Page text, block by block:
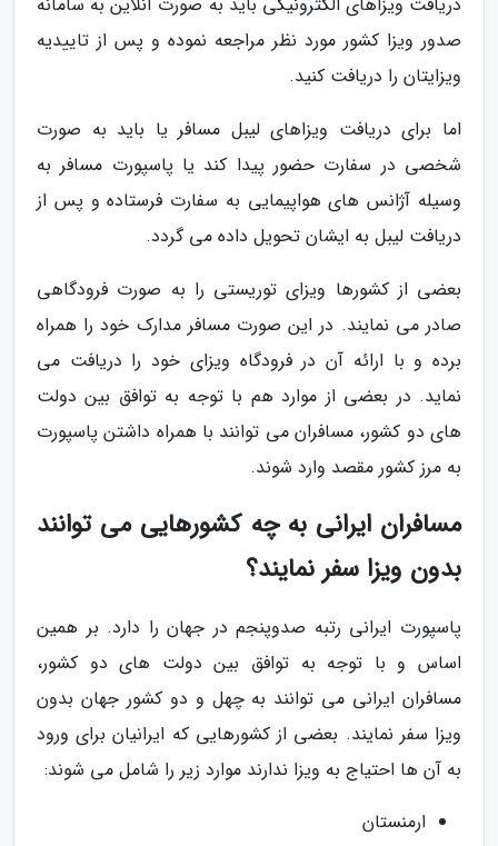
صدور ویزا کشور مورد نظر مراجعه نموده و پس از تاییدیه
ویزایتان را دریافت کنید.
اما برای دریافت ویزاهای لیبل مسافر یا باید به صورت
شخصی در سفارت حضور پیدا کند یا پاسپورت مسافر به
وسیله آژانس های هواپیمایی به سفارت فرستاده و پس از
دریافت لیبل به ایشان تحویل داده می گردد.
بعضی از کشورها ویزای توریستی را به صورت فرودگاهی
صادر می نمایند. در این صورت مسافر مدارک خود را همراه
برده و با ارائه آن در فرودگاه ویزای خود را دریافت می
نماید. در بعضی از موارد هم با توجه به توافق بین دولت
های دو کشور، مسافران می توانند با همراه داشتن پاسپورت
به مرز کشور مقصد وارد شوند.
مسافران ایرانی به چه کشورهایی می توانند
بدون ویزا سفر نمایند؟
پاسپورت ایرانی رتبه صدوپنجم در جهان را دارد. بر همین
اساس و با توجه به توافق بین دولت های دو کشور،
مسافران ایرانی می توانند به چهل و دو کشور جهان بدون
ویزا سفر نمایند. بعضی از کشورهایی که ایرانیان برای ورود
به آن ها احتیاج به ویزا ندارند موارد زیر را شامل می شوند:
ارمنستان